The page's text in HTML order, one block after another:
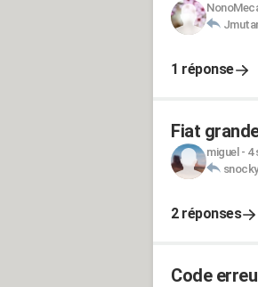
1 réponse
Fiat
miguel - 4
2 réponses
Code